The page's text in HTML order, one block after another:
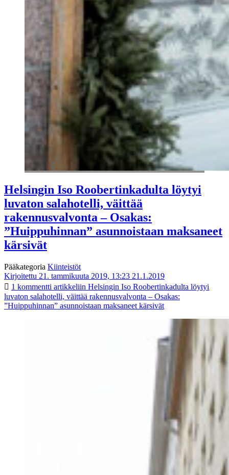
Helsingin Iso Roobertinkadulta löytyi
luvaton salahotelli, väittää
rakennusvalvonta – Osakas:
”Huippuhinnan” asunnoistaan maksaneet
kärsivät
Pääkategoria Kiinteistöt
Kirjoitettu 21. tammikuuta 2019, 13:23 21.1.2019
1 kommentti artikkeliin Helsingin Iso Roobertinkadulta löytyi
luvaton salahotelli, väittää rakennusvalvonta – Osakas:
”Huippuhinnan” asunnoistaan maksaneet kärsivät